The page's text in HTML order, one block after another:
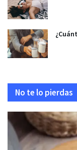
No te lo pierdas